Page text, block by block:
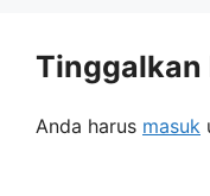
Tinggalkan
Anda harus masuk